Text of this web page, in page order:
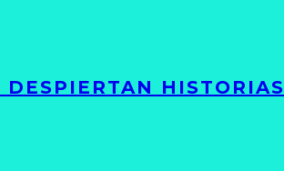
HISTORIAS